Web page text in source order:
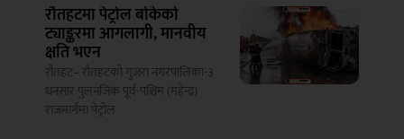
रौतहटमा पेट्रोल बोकेको
ट्याङ्करमा आगलागी, मानवीय
क्षति भएन
रौतहट– रौतहटको गुजरा नगरपालिका-३
धनसार पुलनजिक पूर्व-पश्चिम (महेन्द्र)
राजमार्गमा पेट्रोल